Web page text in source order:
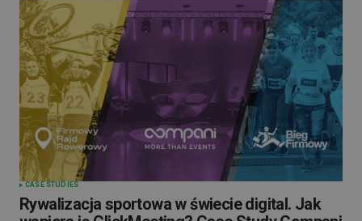
CASE STUDIES
Rywalizacja sportowa w świecie digital. Jak